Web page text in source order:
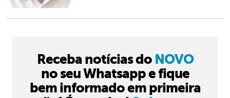
Receba notícias do NOVO
no seu Whatsapp e fique
bem informado em primeira